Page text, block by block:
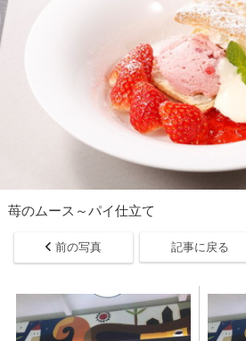
苺のムース～パイ仕立て
前の写真 記事に戻る